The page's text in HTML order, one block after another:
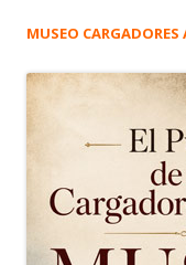
MUSEO CARGADORES